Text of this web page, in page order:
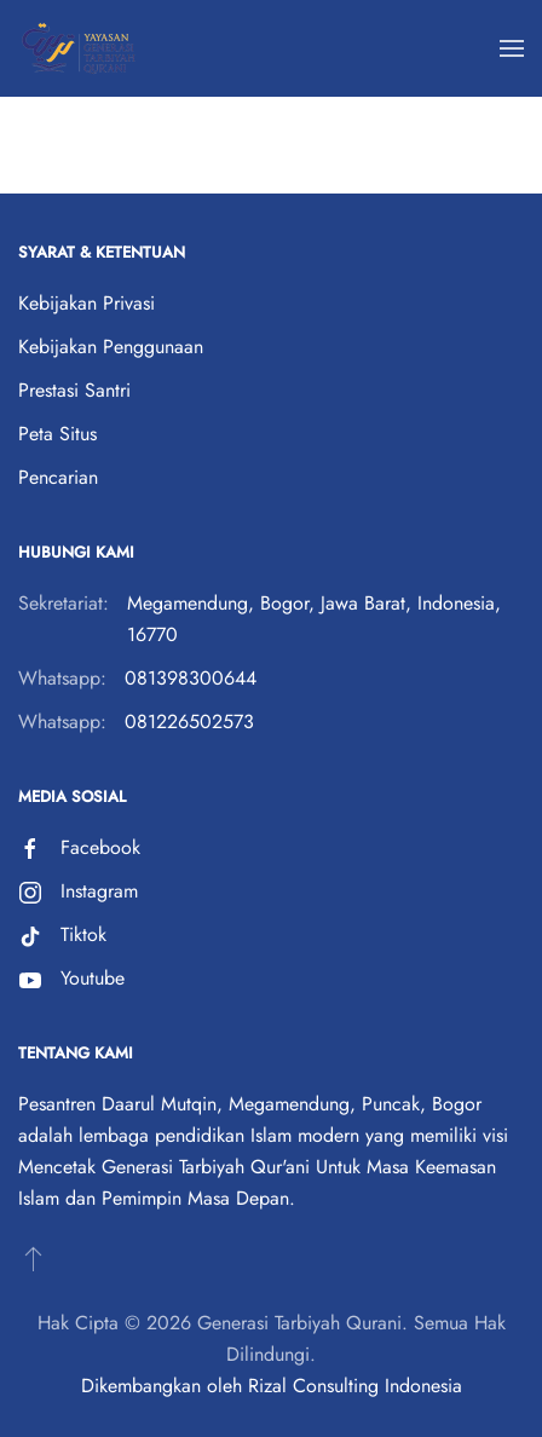
Skip
to
SYARAT & KETENTUAN
Kebijakan Privasi
Kebijakan Penggunaan
Prestasi Santri
Peta Situs
Pencarian
HUBUNGI KAMI
Sekretariat:
Megamendung, Bogor, Jawa Barat, Indonesia,
16770
Whatsapp:
081398300644
Whatsapp:
081226502573
MEDIA SOSIAL
Facebook
Instagram
Tiktok
Youtube
TENTANG KAMI
Pesantren Daarul Mutqin, Megamendung, Puncak, Bogor
adalah lembaga pendidikan Islam modern yang memiliki visi
Mencetak Generasi Tarbiyah Qur'ani Untuk Masa Keemasan
Islam dan Pemimpin Masa Depan.
Hak Cipta © 2026 Generasi Tarbiyah Qurani. Semua Hak
Dilindungi.
Dikembangkan oleh Rizal Consulting Indonesia